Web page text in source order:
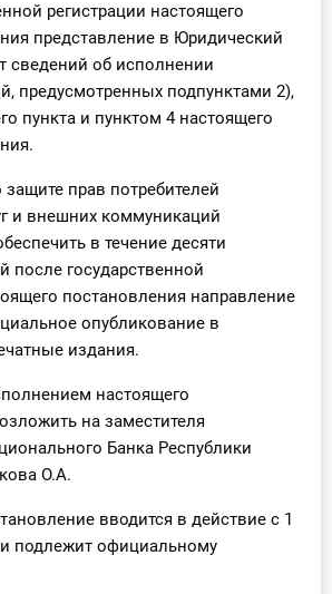
регистрации настоящего
представление в Юридический
сведений об исполнении
предусмотренных подпунктами 2),
пункта и пунктом 4 настоящего
прав потребителей
и внешних коммуникаций
в течение десяти
после государственной
постановления направление
опубликование в
издания.
настоящего
на заместителя
Банка Республики
О.А.
вводится в действие с 1
и подлежит официальному